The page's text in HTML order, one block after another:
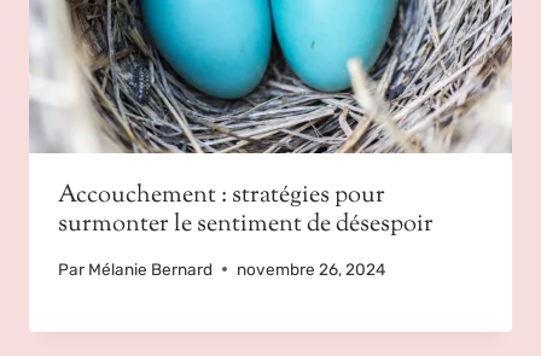
Accouchement : stratégies pour
surmonter le sentiment de désespoir
Par Mélanie Bernard novembre 26, 2024